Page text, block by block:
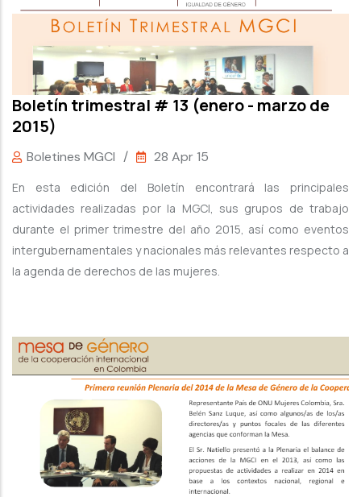
Boletín trimestral # 13 (enero - marzo de
2015)
Boletines MGCI / 28 Apr 15
En esta edición del Boletín encontrará las principales
actividades realizadas por la MGCI, sus grupos de trabajo
durante el primer trimestre del año 2015, así como eventos
intergubernamentales y nacionales más relevantes respecto a
la agenda de derechos de las mujeres.